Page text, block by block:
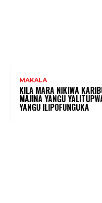
MAKALA
KILA MARA NIKIWA
MAJINA YANGU
YANGU ILIPOFUNGUKA